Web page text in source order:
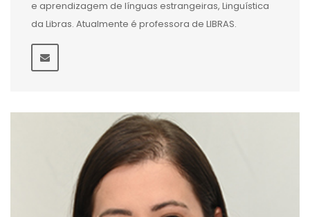
e aprendizagem de línguas estrangeiras, Linguística
da Libras. Atualmente é professora de LIBRAS.